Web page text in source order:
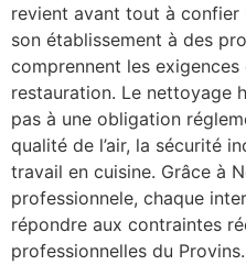
revient avant tout à confier
son établissement à des
comprennent les
restauration. Le nettoyage
pas à une obligation
qualité de l’air, la sécurité
travail en cuisine. Grâce à
professionnele, chaque
répondre aux contraintes
professionnelles du